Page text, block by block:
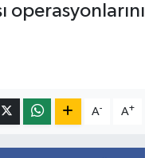
operasyonlarını
A- A+